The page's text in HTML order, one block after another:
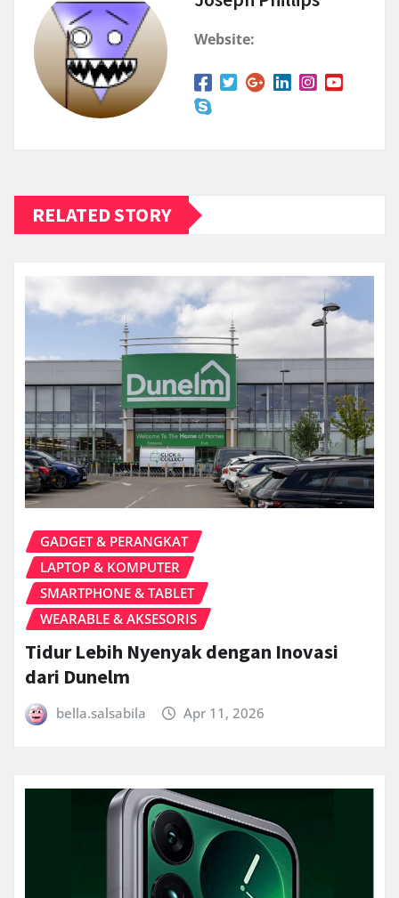
Website:
RELATED STORY
GADGET & PERANGKAT
LAPTOP & KOMPUTER
SMARTPHONE & TABLET
WEARABLE & AKSESORIS
Tidur Lebih Nyenyak dengan Inovasi
dari Dunelm
bella.salsabila Apr 11, 2026